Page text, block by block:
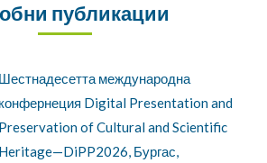
публикации
Шестнадесетта международна
конфернеция Digital Presentation and
Preservation of Cultural and Scientific
Heritage—DiPP2026, Бургас,